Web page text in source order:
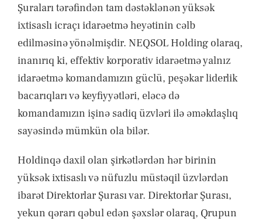
Şuraları tərəfindən tam dəstəklənən yüksək
ixtisaslı icraçı idarəetmə heyətinin cəlb
edilməsinə yönəlmişdir. NEQSOL Holding olaraq,
inanırıq ki, effektiv korporativ idarəetmə yalnız
idarəetmə komandamızın güclü, peşəkar liderlik
bacarıqları və keyfiyyətləri, eləcə də
komandamızın işinə sadiq üzvləri ilə əməkdaşlıq
sayəsində mümkün ola bilər.
Holdinqə daxil olan şirkətlərdən hər birinin
yüksək ixtisaslı və nüfuzlu müstəqil üzvlərdən
ibarət Direktorlar Şurası var. Direktorlar Şurası,
yekun qərarı qəbul edən şəxslər olaraq, Qrupun